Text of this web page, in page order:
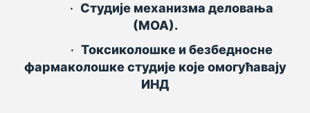
• Студије механизма деловања
(МОА).
• Токсиколошке и безбедносне
фармаколошке студије које омогућавају
ИНД